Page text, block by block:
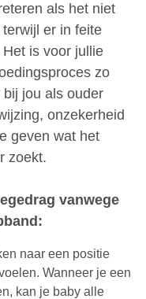
als het niet
terwijl er in feite
Het is voor jullie
zo
jou als ouder
onzekerheid
geven wat het
zoekt.
vanwege
naar een positie
Wanneer je een
kan je baby alle